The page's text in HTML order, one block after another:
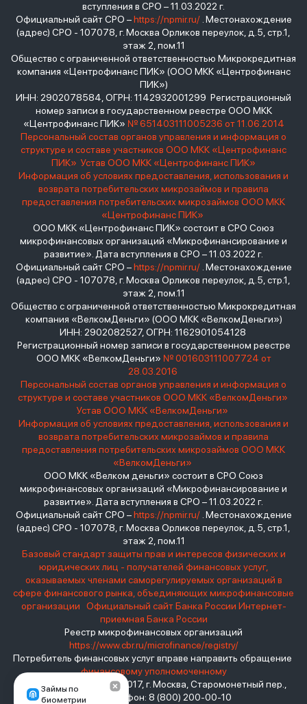
Займы по
биометрии
вступления в СРО – 11.03.2022 г.
Официальный сайт СРО –https://npmir.ru/. Местонахождение
(адрес) СРО - 107078, г. Москва Орликов переулок, д.5, стр.1,
этаж 2, пом.11
Общество с ограниченной ответственностью Микрокредитная
компания «Центрофинанс ПИК» (ООО МКК «Центрофинанс
ПИК»)
ИНН: 2902078584, ОГРН: 1142932001299 Регистрационный
номер записи в государственном реестре ООО МКК
«Центрофинанс ПИК» № 651403111005236 от 11.06.2014
Персональный состав органов управления и информация о
структуре и составе участников ООО МКК «Центрофинанс
ПИК» Устав ООО МКК «Центрофинанс ПИК»
Информация об условиях предоставления, использования и
возврата потребительских микрозаймов и правила
предоставления потребительских микрозаймов ООО МКК
«Центрофинанс ПИК»
ООО МКК «Центрофинанс ПИК» состоит в СРО Союз
микрофинансовых организаций «Микрофинансирование и
развитие». Дата вступления в СРО – 11.03.2022 г.
Официальный сайт СРО –https://npmir.ru/. Местонахождение
(адрес) СРО - 107078, г. Москва Орликов переулок, д.5, стр.1,
этаж 2, пом.11
Общество с ограниченной ответственностью Микрокредитная
компания «ВелкомДеньги» (ООО МКК «ВелкомДеньги»)
ИНН: 2902082527, ОГРН: 1162901054128
Регистрационный номер записи в государственном реестре
ООО МКК «ВелкомДеньги» № 001603111007724 от
28.03.2016
Персональный состав органов управления и информация о
структуре и составе участников ООО МКК «ВелкомДеньги»
Устав ООО МКК «ВелкомДеньги»
Информация об условиях предоставления, использования и
возврата потребительских микрозаймов и правила
предоставления потребительских микрозаймов ООО МКК
«ВелкомДеньги»
ООО МКК «Велком деньги» состоит в СРО Союз
микрофинансовых организаций «Микрофинансирование и
развитие». Дата вступления в СРО – 11.03.2022 г.
Официальный сайт СРО –https://npmir.ru/. Местонахождение
(адрес) СРО - 107078, г. Москва Орликов переулок, д.5, стр.1,
этаж 2, пом.11
Базовый стандарт защиты прав и интересов физических и
юридических лиц - получателей финансовых услуг,
оказываемых членами саморегулируемых организаций в
сфере финансового рынка, объединяющих микрофинансовые
организации
Официальный сайт Банка России Интернет-
приемная Банка России
Реестр микрофинансовых организаций
https://www.cbr.ru/microfinance/registry/
Потребитель финансовых услуг вправе направить обращение
финансовому уполномоченному
Место нахождения: 119017, г. Москва, Старомонетный пер.,
дом 3 Телефон: 8 (800) 200-00-10